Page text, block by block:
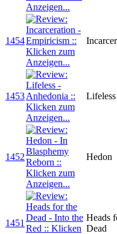
1454
1453 Lifeless
1452 Hedon
1451
Heads
Dead